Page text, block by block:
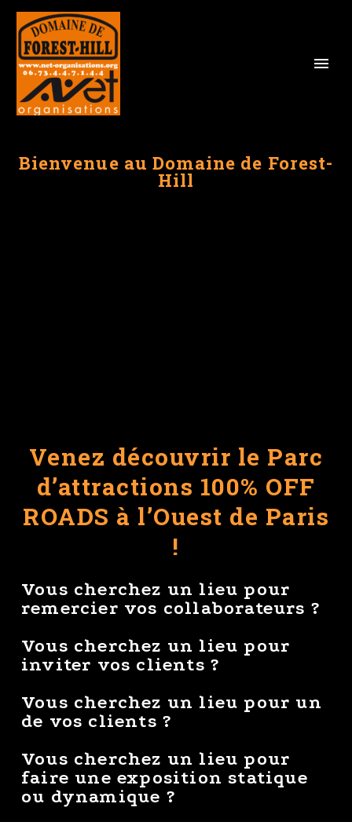
Bienvenue au Domaine de Forest-
Hill
Venez découvrir le Parc
d’attractions 100% OFF
ROADS à l’Ouest de Paris
!
Vous cherchez un lieu pour
remercier vos collaborateurs ?
Vous cherchez un lieu pour
inviter vos clients ?
Vous cherchez un lieu pour un
de vos clients ?
Vous cherchez un lieu pour
faire une exposition statique
ou dynamique ?